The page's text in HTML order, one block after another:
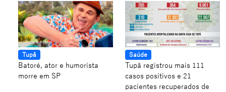
Tupã
Batoré, ator e humorista
morre em SP
Saúde
Tupã registrou mais 111
casos positivos e 21
pacientes recuperados de